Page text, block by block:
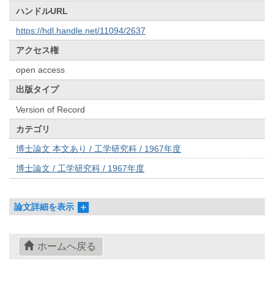
ハンドルURL
https://hdl.handle.net/11094/2637
アクセス権
open access
出版タイプ
Version of Record
カテゴリ
博士論文 本文あり / 工学研究科 / 1967年度
博士論文 / 工学研究科 / 1967年度
論文詳細を表示
ホームへ戻る